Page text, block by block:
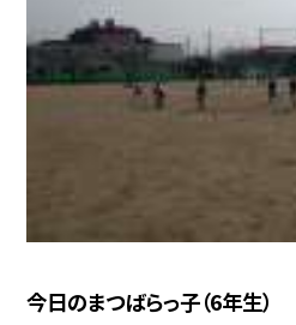
今日のまつばらっ子（6年生）